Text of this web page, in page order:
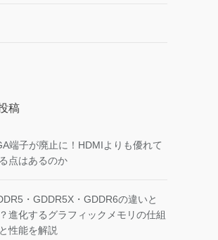
稿
端子が廃止に！HDMIよりも優れて
点はあるのか
・GDDR5X・GDDR6の違いと
進化するグラフィックメモリの仕組
性能を解説